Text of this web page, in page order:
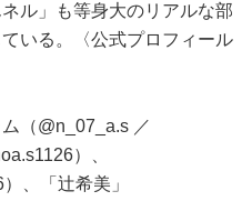
ル」も等身大のリアルな部
いる。〈公式プロフィール
（@n_07_a.s ／
）、
、「辻希美」